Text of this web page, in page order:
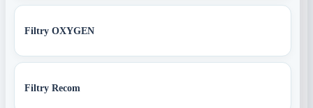
Filtry OXYGEN
Filtry Recom